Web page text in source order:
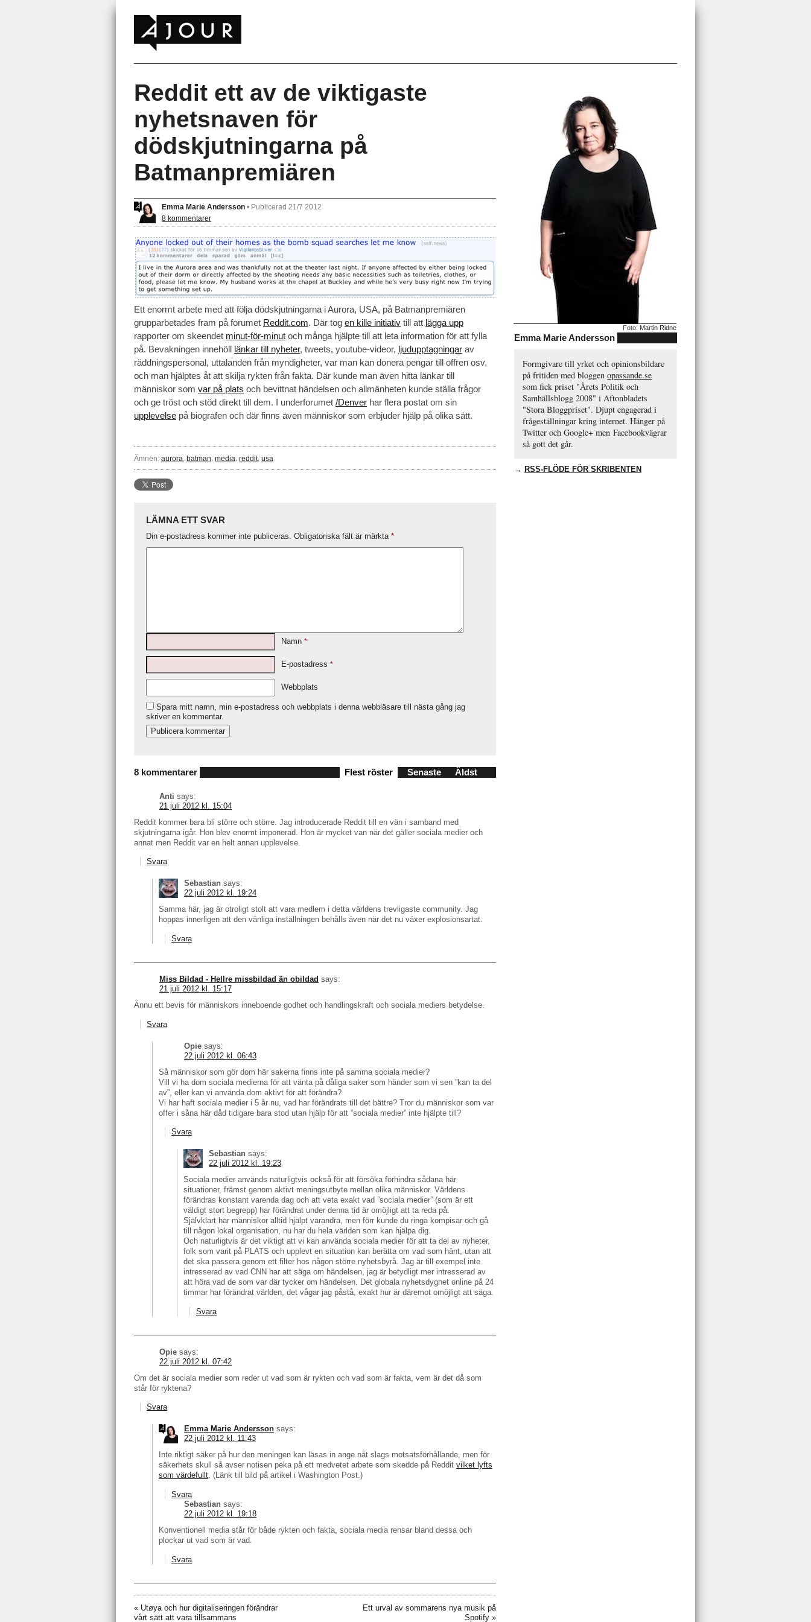
Reddit ett av de viktigaste
nyhetsnaven för
dödskjutningarna på
Batmanpremiären
Emma Marie Andersson • Publicerad 21/7 2012
8 kommentarer
Ett enormt arbete med att följa dödskjutningarna i Aurora, USA, på Batmanpremiären
grupparbetades fram på forumet Reddit.com. Där tog en kille initiativ till att lägga upp
rapporter om skeendet minut-för-minut och många hjälpte till att leta information för att fylla
på. Bevakningen innehöll länkar till nyheter, tweets, youtube-videor, ljudupptagningar av
räddningspersonal, uttalanden från myndigheter, var man kan donera pengar till offren osv,
och man hjälptes åt att skilja rykten från fakta. Där kunde man även hitta länkar till
människor som var på plats och bevittnat händelsen och allmänheten kunde ställa frågor
och ge tröst och stöd direkt till dem. I underforumet /Denver har flera postat om sin
upplevelse på biografen och där finns även människor som erbjuder hjälp på olika sätt.
Ämnen: aurora batman media reddit, usa
LÄMNA ETT SVAR
Din e-postadress kommer inte publiceras. Obligatoriska fält är märkta *
Namn *
E-postadress *
Webbplats
Spara mitt namn, min e-postadress och webbplats i denna webbläsare till nästa gång jag
skriver en kommentar.
8 kommentarer Flest röster Senaste Äldst
Anti says:
21 juli 2012 kl. 15:04
Reddit kommer bara bli större och större. Jag introducerade Reddit till en vän i samband med
skjutningarna igår. Hon blev enormt imponerad. Hon är mycket van när det gäller sociala medier och
annat men Reddit var en helt annan upplevelse.
Svara
Sebastian says:
22 juli 2012 kl. 19:24
Samma här, jag är otroligt stolt att vara medlem i detta världens trevligaste community. Jag
hoppas innerligen att den vänliga inställningen behålls även när det nu växer explosionsartat.
Svara
Miss Bildad - Hellre missbildad än obildad says:
21 juli 2012 kl. 15:17
Ännu ett bevis för människors inneboende godhet och handlingskraft och sociala mediers betydelse.
Svara
Opie says:
22 juli 2012 kl. 06:43
Så människor som gör dom här sakerna finns inte på samma sociala medier?
Vill vi ha dom sociala medierna för att vänta på dåliga saker som händer som vi sen ”kan ta del
av”, eller kan vi använda dom aktivt för att förändra?
Vi har haft sociala medier i 5 år nu, vad har förändrats till det bättre? Tror du människor som var
offer i såna här dåd tidigare bara stod utan hjälp för att ”sociala medier” inte hjälpte till?
Svara
Sebastian says:
22 juli 2012 kl. 19:23
Sociala medier används naturligtvis också för att försöka förhindra sådana här
situationer, främst genom aktivt meningsutbyte mellan olika människor. Världens
förändras konstant varenda dag och att veta exakt vad ”sociala medier” (som är ett
väldigt stort begrepp) har förändrat under denna tid är omöjligt att ta reda på.
Självklart har människor alltid hjälpt varandra, men förr kunde du ringa kompisar och gå
till någon lokal organisation, nu har du hela världen som kan hjälpa dig.
Och naturligtvis är det viktigt att vi kan använda sociala medier för att ta del av nyheter,
folk som varit på PLATS och upplevt en situation kan berätta om vad som hänt, utan att
det ska passera genom ett filter hos någon större nyhetsbyrå. Jag är till exempel inte
intresserad av vad CNN har att säga om händelsen, jag är betydligt mer intresserad av
att höra vad de som var där tycker om händelsen. Det globala nyhetsdygnet online på 24
timmar har förändrat världen, det vågar jag påstå, exakt hur är däremot omöjligt att säga.
Svara
Opie says:
22 juli 2012 kl. 07:42
Om det är sociala medier som reder ut vad som är rykten och vad som är fakta, vem är det då som
står för ryktena?
Svara
Emma Marie Andersson says:
22 juli 2012 kl. 11:43
Inte riktigt säker på hur den meningen kan läsas in ange nåt slags motsatsförhållande, men för
säkerhets skull så avser notisen peka på ett medvetet arbete som skedde på Reddit vilket lyfts
som värdefullt. (Länk till bild på artikel i Washington Post.)
Svara
Sebastian says:
22 juli 2012 kl. 19:18
Konventionell media står för både rykten och fakta, sociala media rensar bland dessa och
plockar ut vad som är vad.
Svara
« Utøya och hur digitaliseringen förändrar
vårt sätt att vara tillsammans
Ett urval av sommarens nya musik på
Spotify »
Foto: Martin Ridne
Emma Marie Andersson
Formgivare till yrket och opinionsbildare
på fritiden med bloggenopassande.se
som fick priset "Årets Politik och
Samhällsblogg 2008" i Aftonbladets
"Stora Bloggpriset". Djupt engagerad i
frågeställningar kring internet. Hänger på
Twitter och Google+ men Facebookvägrar
så gott det går.
→ RSS-FLÖDE FÖR SKRIBENTEN